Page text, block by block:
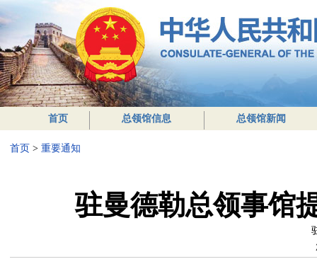
首页 总领馆信息 总领馆新闻
首页 > 重要通知
驻曼德勒总领事馆